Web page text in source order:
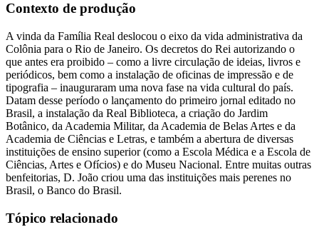
Contexto de produção
A vinda da Família Real deslocou o eixo da vida administrativa da
Colônia para o Rio de Janeiro. Os decretos do Rei autorizando o
que antes era proibido – como a livre circulação de ideias, livros e
periódicos, bem como a instalação de oficinas de impressão e de
tipografia – inauguraram uma nova fase na vida cultural do país.
Datam desse período o lançamento do primeiro jornal editado no
Brasil, a instalação da Real Biblioteca, a criação do Jardim
Botânico, da Academia Militar, da Academia de Belas Artes e da
Academia de Ciências e Letras, e também a abertura de diversas
instituições de ensino superior (como a Escola Médica e a Escola de
Ciências, Artes e Ofícios) e do Museu Nacional. Entre muitas outras
benfeitorias, D. João criou uma das instituições mais perenes no
Brasil, o Banco do Brasil.
Tópico relacionado